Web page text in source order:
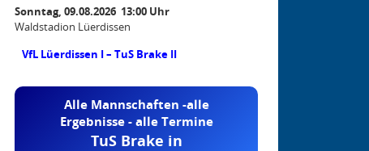
Sonntag, 09.08.2026 13:00 Uhr
Waldstadion Lüerdissen
VfL Lüerdissen I – TuS Brake II
Alle Mannschaften -alle
Ergebnisse - alle Termine
TuS Brake in